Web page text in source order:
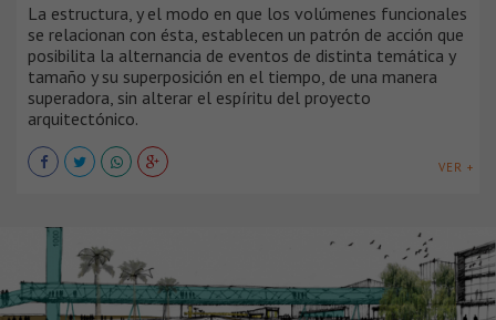
La estructura, y el modo en que los volúmenes funcionales
se relacionan con ésta, establecen un patrón de acción que
posibilita la alternancia de eventos de distinta temática y
tamaño y su superposición en el tiempo, de una manera
superadora, sin alterar el espíritu del proyecto
arquitectónico.
VER +